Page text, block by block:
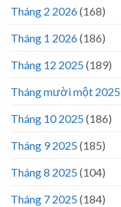
Tháng 2 2026(168)
Tháng 1 2026(186)
Tháng 12 2025(189)
Tháng mười một 2025
Tháng 10 2025(186)
Tháng 9 2025(185)
Tháng 8 2025(104)
Tháng 7 2025(184)